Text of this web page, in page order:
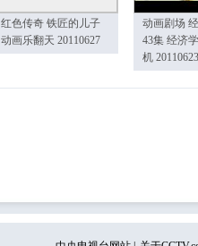
红色传奇 铁匠的儿子
动画乐翻天 20110627
动画剧场
43集 经济
机 20110623